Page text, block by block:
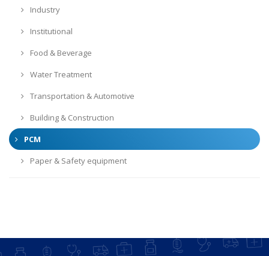
Industry
Institutional
Food & Beverage
Water Treatment
Transportation & Automotive
Building & Construction
PCM
Paper & Safety equipment